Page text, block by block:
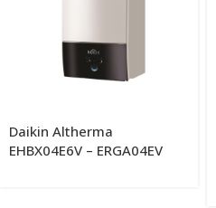
Daikin Altherma
EHBX04E6V – ERGA04EV